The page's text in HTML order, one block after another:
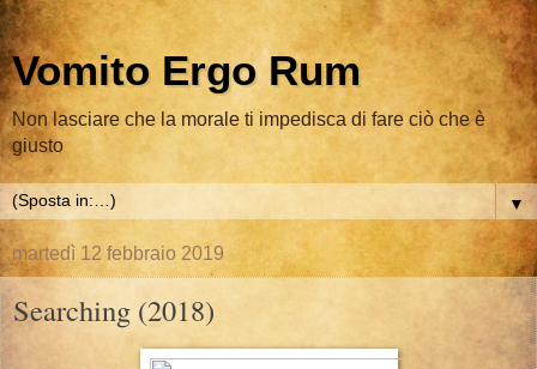
Vomito Ergo Rum
Non lasciare che la morale ti impedisca di fare ciò che è
giusto
▼
martedì 12 febbraio 2019
Searching (2018)